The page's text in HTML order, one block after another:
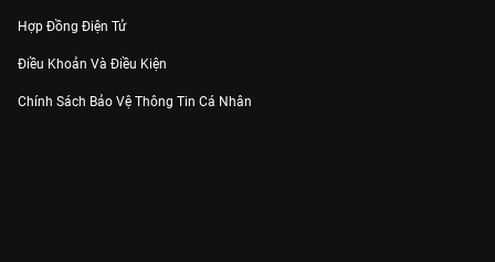
Hợp Đồng Điện Tử
Điều Khoản Và Điều Kiện
Chính Sách Bảo Vệ Thông Tin Cá Nhân